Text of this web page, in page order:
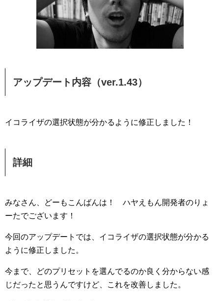
アップデート内容（ver.1.43）
イコライザの選択状態が分かるように修正しました！
詳細
みなさん、どーもこんばんは！ ハヤえもん開発者のりょ
ーたでございます！
今回のアップデートでは、イコライザの選択状態が分かる
ように修正しました。
今まで、どのプリセットを選んでるのか良く分からない感
じだったと思うんですけど、これを改善しました。